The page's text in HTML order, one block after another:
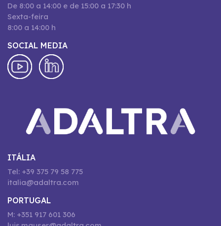
De 8:00 a 14:00 e de 15:00 a 17:30 h
Sexta-feira
8:00 a 14:00 h
SOCIAL MEDIA
ITÁLIA
Tel: +39 375 79 58 775
italia@adaltra.com
PORTUGAL
M: +351 917 601 306